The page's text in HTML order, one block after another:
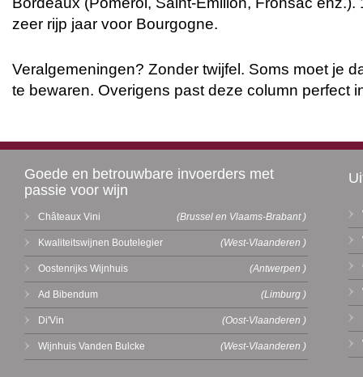
zeer rijp jaar voor Bourgogne.
Veralgemeningen? Zonder twijfel. Soms moet je
te bewaren. Overigens past deze column perfect
Goede en betrouwbare invoerders met
passie voor wijn
Châteaux Vini (Brussel en Vlaams-Brabant )
Kwaliteitswijnen Boutelegier (West-Vlaanderen )
Oostenrijks Wijnhuis (Antwerpen )
Ad Bibendum (Limburg )
Di'Vin (Oost-Vlaanderen )
Wijnhuis Vanden Bulcke (West-Vlaanderen )